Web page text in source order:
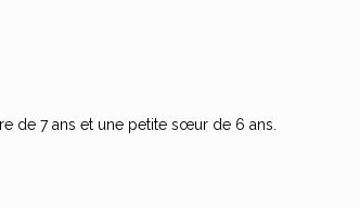
de 7 ans et une petite sœur de 6 ans.